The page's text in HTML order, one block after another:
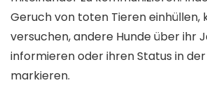
Geruch von toten Tieren einhüllen,
versuchen, andere Hunde über ihr
informieren oder ihren Status in
markieren.